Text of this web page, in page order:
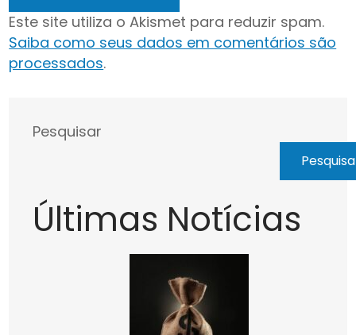
Este site utiliza o Akismet para reduzir spam.
Saiba como seus dados em comentários são
processados.
Pesquisar
Últimas Notícias